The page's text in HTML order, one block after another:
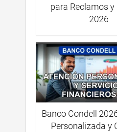
para Reclamos
2026
Banco Condell
Personalizada y